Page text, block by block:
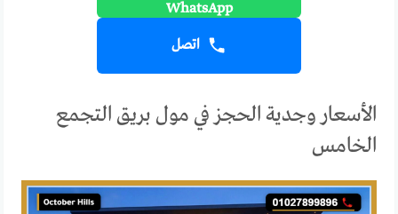
اتصل
الأسعار وجدية الحجز في مول بريق التجمع
الخامس